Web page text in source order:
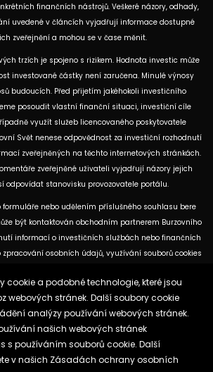
finančních nástrojů. Veškeré názory, odhady,
uvedené v článcích vyjadřují informace dostupné
zveřejnění a mohou se v čase měnit.
trzích je spojeno s rizikem. Hodnota investic může
investované částky není zaručena. Minulé výnosy
budoucích. Před přijetím jakéhokoli investičního
posoudit vlastní finanční situaci, investiční cíle
využít služeb licencovaného poskytovatele
Svět nenese odpovědnost za investiční rozhodnutí
zveřejněných na těchto internetových stránkách.
zveřejněné uživateli vyjadřují názory jejich
odpovídat stanovisku provozovatele portálu.
nebo udělením příslušného souhlasu bere
být kontaktován obchodním partnerem Burzovního
informací o investičních službách nebo finančních
osobních údajů, využívání souborů cookies
stránkách. U jednotlivých článků mohou
použitých zdrojích, datu původní analýzy nebo datu,
se vztahují uvedené tržní údaje.
údajů a cookies
cookie a podobné technologie, které jsou
webových stránek. Další soubory cookie
analýzy používání webových stránek.
našich webových stránek
s používáním souborů cookie. Další
v našich Zásadách ochrany osobních